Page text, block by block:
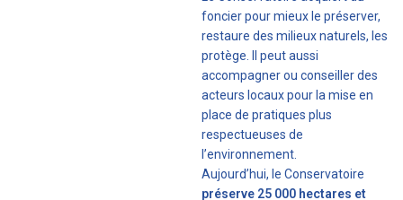
foncier pour mieux le préserver,
restaure des milieux naturels, les
protège. Il peut aussi
accompagner ou conseiller des
acteurs locaux pour la mise en
place de pratiques plus
respectueuses de
l’environnement.
Aujourd’hui, le Conservatoire
préserve 25 000 hectares et